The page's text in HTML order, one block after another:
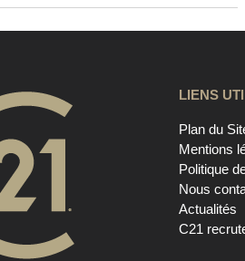
LIENS
Plan du
Mentions
Politique
Nous
Actualités
C21